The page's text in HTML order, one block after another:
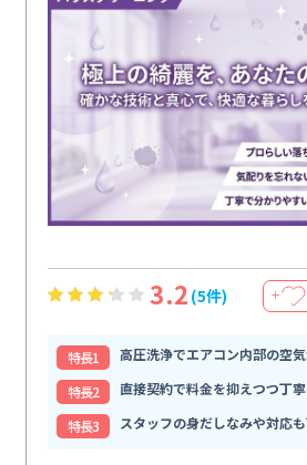
3.2 (5件) ＋
特⻑1
高圧洗浄でエアコン内部の空
特⻑2
直接契約で料金を抑えつつ丁
特⻑3
スタッフの身だしなみや対応